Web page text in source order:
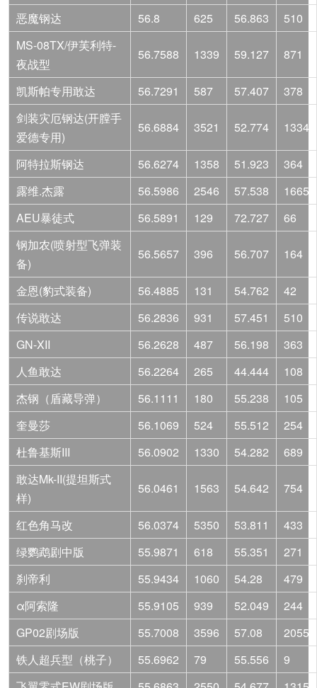
恶魔钢达
56.8 625 56.863
510
MS-08TX/伊芙利特-
夜战型
56.7588 1339 59.127 871
凯斯帕专用敢达 56.7291 587 57.407
378
剑装灾厄钢达(开膛手
爱德专用)
56.6884 3521 52.774 1334
阿特拉斯钢达 56.6274 1358 51.923
364
露维.杰露
56.5986 2546 57.538
1665
AEU暴徒式
56.5891 129 72.727
66
钢加农(喷射型飞弹装
备)
56.5657 396 56.707 164
金恩(豹式装备) 56.4885 131 54.762
42
传说敢达
56.2836 931 57.451
510
GN-XII
56.2628 487 56.198
363
人鱼敢达
56.2264 265 44.444
108
杰钢（盾藏导弹）
56.1111 180 55.238
105
奎曼莎
56.1069 524 55.512
254
杜鲁基斯III
56.0902 1330 54.282
689
敢达Mk-II(提坦斯式
样)
56.0461 1563 54.642 754
红色角马改 56.0374 5350 53.811
433
绿鹦鹉剧中版
55.9871 618 55.351
271
刹帝利
55.9434 1060 54.28
479
α阿索隆
55.9105 939 52.049
244
GP02剧场版
55.7008 3596 57.08
2055
铁人超兵型（桃子）
55.6962 79 55.556
9